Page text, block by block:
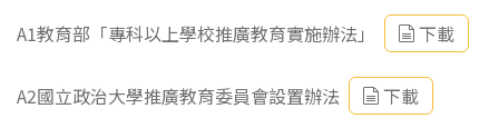
A1教育部「專科以上學校推廣教育實施辦法」 下載
A2國立政治大學推廣教育委員會設置辦法 下載